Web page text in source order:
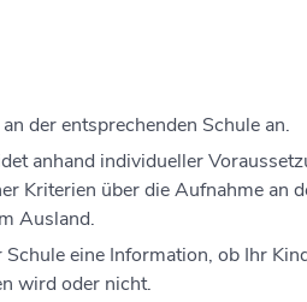
der entsprechenden Schule an.
anhand individueller
Kriterien über die Aufnahme an
Ausland.
Schule eine Information, ob Ihr
wird oder nicht.